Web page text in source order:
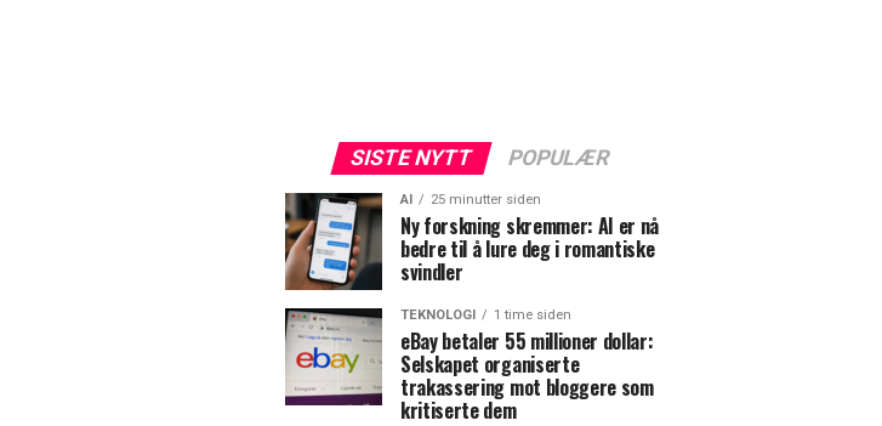
SISTE NYTT POPULÆR
AI 25 minutter siden
Ny forskning skremmer: AI er nå
bedre til å lure deg i romantiske
svindler
TEKNOLOGI 1 time siden
eBay betaler 55 millioner dollar:
Selskapet organiserte
trakassering mot bloggere som
kritiserte dem